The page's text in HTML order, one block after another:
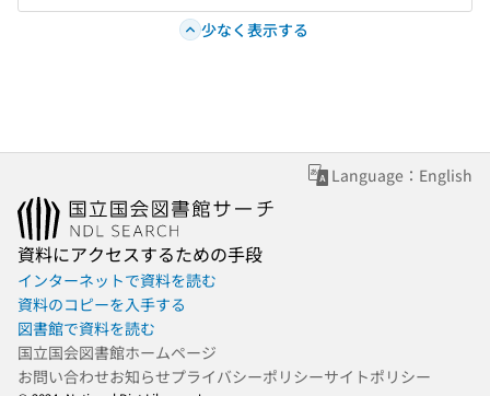
少なく表示する
Language：English
資料にアクセスするための手段
インターネットで資料を読む
資料のコピーを入手する
図書館で資料を読む
国立国会図書館ホームページ
お問い合わせお知らせプライバシーポリシーサイトポリシー